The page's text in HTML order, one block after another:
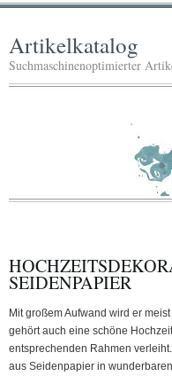
Artikelkatalog
Suchmaschinenoptimierter
SEIDENPAPIER
Mit großem Aufwand wird er
gehört auch eine schöne
entsprechenden Rahmen
aus Seidenpapier in